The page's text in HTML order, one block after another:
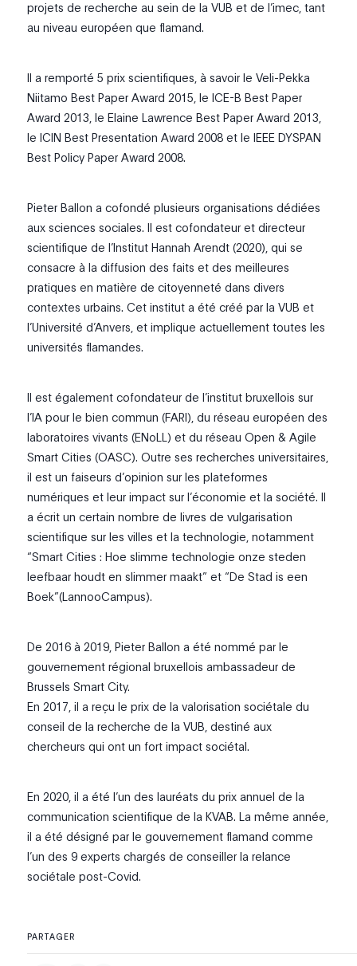
projets de recherche au sein de la VUB et de l’imec, tant
au niveau européen que flamand.
Il a remporté 5 prix scientifiques, à savoir le Veli-Pekka
Niitamo Best Paper Award 2015, le ICE-B Best Paper
Award 2013, le Elaine Lawrence Best Paper Award 2013,
le ICIN Best Presentation Award 2008 et le IEEE DYSPAN
Best Policy Paper Award 2008.
Pieter Ballon a cofondé plusieurs organisations dédiées
aux sciences sociales. Il est cofondateur et directeur
scientifique de l’Institut Hannah Arendt (2020), qui se
consacre à la diffusion des faits et des meilleures
pratiques en matière de citoyenneté dans divers
contextes urbains. Cet institut a été créé par la VUB et
l’Université d’Anvers, et implique actuellement toutes les
universités flamandes.
Il est également cofondateur de l’institut bruxellois sur
l’IA pour le bien commun (FARI), du réseau européen des
laboratoires vivants (ENoLL) et du réseau Open & Agile
Smart Cities (OASC). Outre ses recherches universitaires,
il est un faiseurs d’opinion sur les plateformes
numériques et leur impact sur l’économie et la société. Il
a écrit un certain nombre de livres de vulgarisation
scientifique sur les villes et la technologie, notamment
“Smart Cities : Hoe slimme technologie onze steden
leefbaar houdt en slimmer maakt” et “De Stad is een
Boek”(LannooCampus).
De 2016 à 2019, Pieter Ballon a été nommé par le
gouvernement régional bruxellois ambassadeur de
Brussels Smart City.
En 2017, il a reçu le prix de la valorisation sociétale du
conseil de la recherche de la VUB, destiné aux
chercheurs qui ont un fort impact sociétal.
En 2020, il a été l’un des lauréats du prix annuel de la
communication scientifique de la KVAB. La même année,
il a été désigné par le gouvernement flamand comme
l’un des 9 experts chargés de conseiller la relance
sociétale post-Covid.
PARTAGER